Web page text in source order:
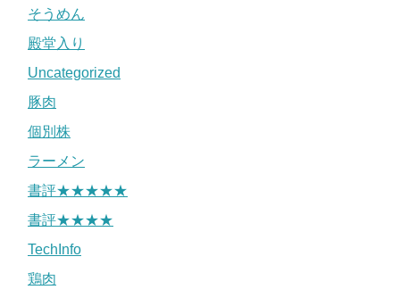
そうめん
殿堂入り
Uncategorized
豚肉
個別株
ラーメン
書評★★★★★
書評★★★★
TechInfo
鶏肉